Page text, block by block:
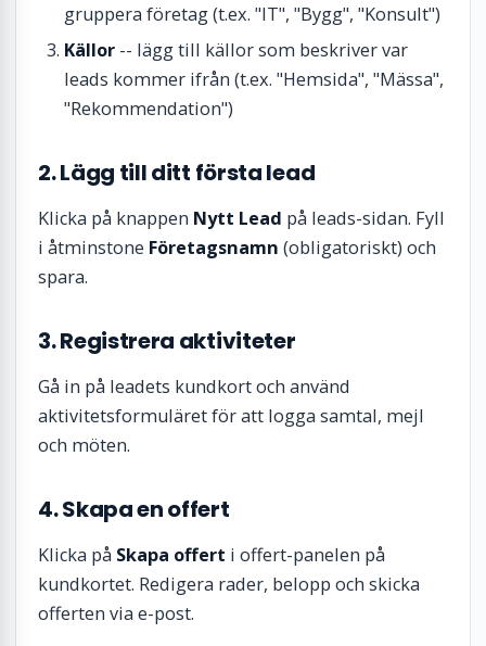
gruppera företag (t.ex. "IT", "Bygg", "Konsult")
Källor -- lägg till källor som beskriver var
leads kommer ifrån (t.ex. "Hemsida", "Mässa",
"Rekommendation")
2. Lägg till ditt första lead
Klicka på knappen Nytt Lead på leads-sidan. Fyll
i åtminstone Företagsnamn (obligatoriskt) och
spara.
3. Registrera aktiviteter
Gå in på leadets kundkort och använd
aktivitetsformuläret för att logga samtal, mejl
och möten.
4. Skapa en offert
Klicka på Skapa offert i offert-panelen på
kundkortet. Redigera rader, belopp och skicka
offerten via e-post.